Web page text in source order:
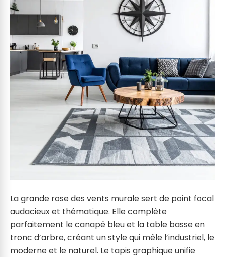
La grande rose des vents murale sert de point focal
audacieux et thématique. Elle complète
parfaitement le canapé bleu et la table basse en
tronc d’arbre, créant un style qui mêle l’industriel, le
moderne et le naturel. Le tapis graphique unifie